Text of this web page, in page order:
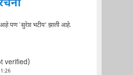
आहे पण `सुरेश भटीय' झाली आहे.
verified)